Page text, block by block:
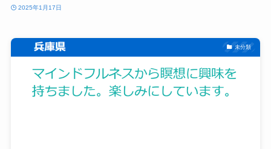
2025年1月17日
未分類